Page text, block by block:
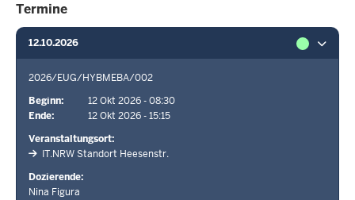
Termine
12.10.2026
2026/EUG/HYBMEBA/002
Beginn
12 Okt 2026 - 08:30
Ende
12 Okt 2026 - 15:15
Veranstaltungsort
IT.NRW Standort Heesenstr.
Dozierende
Nina Figura